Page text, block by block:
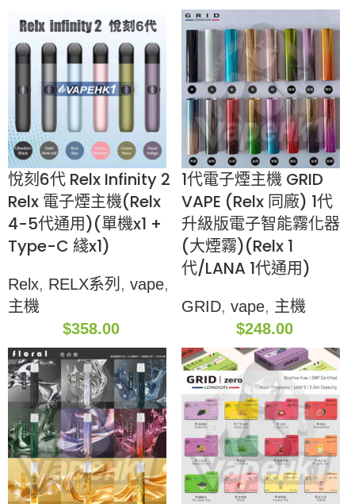
悅刻6代 Relx Infinity 2
Relx 電子煙主機(Relx
4-5代通用)(單機x1 +
Type-C 綫x1)
Relx, RELX系列 , vape,
主機
$358.00
1代電子煙主機 GRID
VAPE (Relx 同廠) 1代
升級版電子智能霧化器
(大煙霧)(Relx 1
代/LANA 1代通用)
GRID, vape, 主機
$248.00